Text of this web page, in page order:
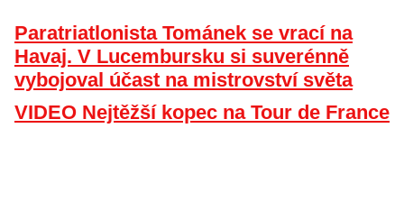
Paratriatlonista Tománek se vrací na
Havaj. V Lucembursku si suverénně
vybojoval účast na mistrovství světa
VIDEO Nejtěžší kopec na Tour de France